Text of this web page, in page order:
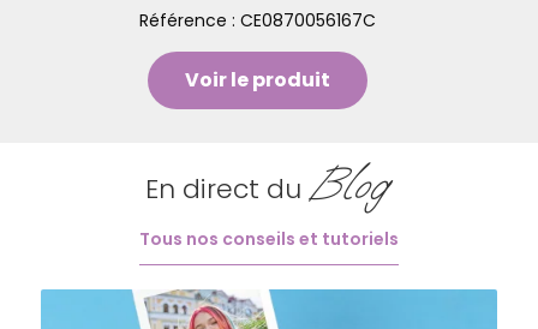
Référence : CE0870056167C
Voir le produit
En direct du Blog
Tous nos conseils et tutoriels